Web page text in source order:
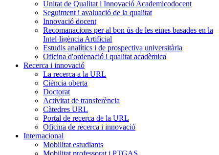
Unitat de Qualitat i Innovació Academicodocent
Seguiment i avaluació de la qualitat
Innovació docent
Recomanacions per al bon ús de les eines basades en la
Intel·ligència Artificial
Estudis analítics i de prospectiva universitària
Oficina d'ordenació i qualitat acadèmica
Recerca i innovació
La recerca a la URL
Ciència oberta
Doctorat
Activitat de transferència
Càtedres URL
Portal de recerca de la URL
Oficina de recerca i innovació
Internacional
Mobilitat estudiants
Mobilitat professorat i PTGAS